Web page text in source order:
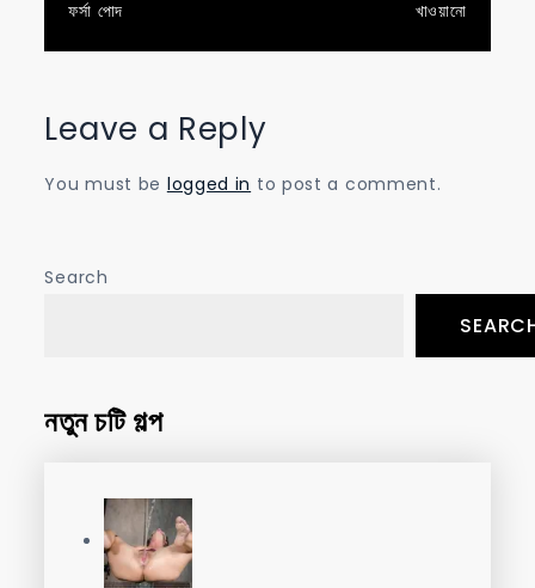
navigation
ফর্সা পোদ খাওয়ানো
Leave a Reply
You must be logged in to post a comment.
Search
নতুন চটি গল্প